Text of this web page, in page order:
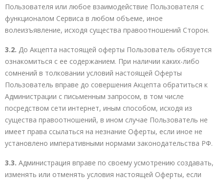
Пользователя или любое взаимодействие Пользователя с
функционалом Сервиса в любом объеме, иное
волеизъявление, исходя существа правоотношений Сторон.
3.2. До Акцепта настоящей оферты Пользователь обязуется
ознакомиться с ее содержанием. При наличии каких-либо
сомнений в толковании условий настоящей Оферты
Пользователь вправе до совершения Акцепта обратиться к
Администрации с письменным запросом, в том числе
посредством сети интернет, иным способом, исходя из
существа правоотношений, в ином случае Пользователь не
имеет права ссылаться на незнание Оферты, если иное не
установлено императивными нормами законодательства РФ.
3.3. Администрация вправе по своему усмотрению создавать,
изменять или отменять условия настоящей Оферты, если